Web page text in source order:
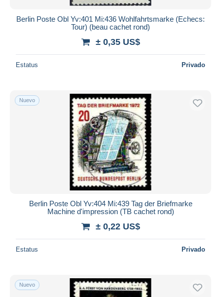
Berlin Poste Obl Yv:401 Mi:436 Wohlfahrtsmarke (Echecs:
Tour) (beau cachet rond)
± 0,35 US$
Estatus Privado
Nuevo
Berlin Poste Obl Yv:404 Mi:439 Tag der Briefmarke
Machine d'impression (TB cachet rond)
± 0,22 US$
Estatus Privado
Nuevo